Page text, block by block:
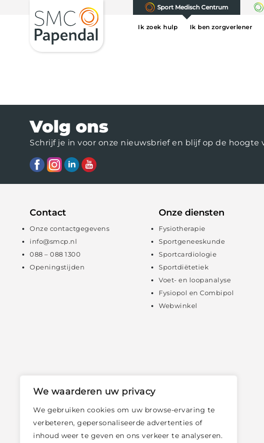
We waarderen uw privacy
We gebruiken cookies om uw browse-ervaring te
verbeteren, gepersonaliseerde advertenties of
inhoud weer te geven en ons verkeer te analyseren.
Sport Medisch Centrum
Ik zoek hulp Ik ben zorgverlener
Volg ons
Schrijf je in voor onze nieuwsbrief en blijf op de
Contact
Onze contactgegevens
info@smcp.nl
088 – 088 1300
Openingstijden
Onze diensten
Fysiotherapie
Sportgeneeskunde
Sportcardiologie
Sportdiëtetiek
Voet- en loopanalyse
Fysiopol en Combipol
Webwinkel